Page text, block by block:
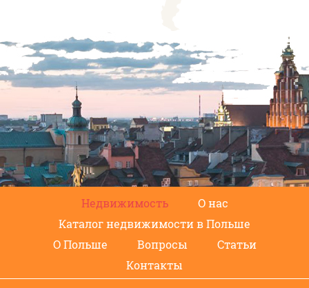
Недвижимость
О нас
Каталог недвижимости в Польше
О Польше
Вопросы
Статьи
Контакты